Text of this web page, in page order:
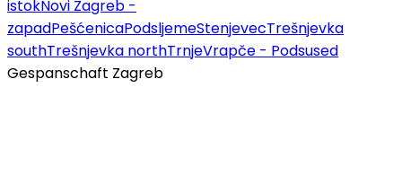
istokNovi Zagreb -
zapadPešćenicaPodsljemeStenjevecTrešnjevka
southTrešnjevka northTrnjeVrapče - Podsused
Gespanschaft Zagreb